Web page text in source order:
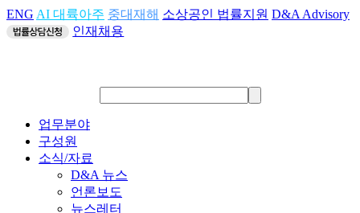
ENG AI 대륙아주 중대재해 소상공인 법률지원 D&A Advisory
인재채용
업무분야
구성원
소식/자료
D&A 뉴스
언론보도
뉴스레터